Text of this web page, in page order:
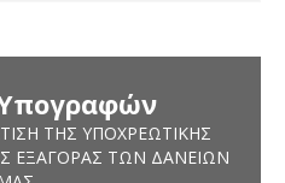
ΤΗΣ ΥΠΟΧΡΕΩΤΙΚΉΣ
ΕΞΑΓΟΡΆΣ ΤΩΝ ΔΑΝΕΊΩΝ